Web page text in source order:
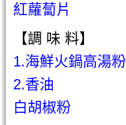
紅蘿蔔片
【調 味 料】
1.海鮮火鍋高湯粉
2.香油
白胡椒粉